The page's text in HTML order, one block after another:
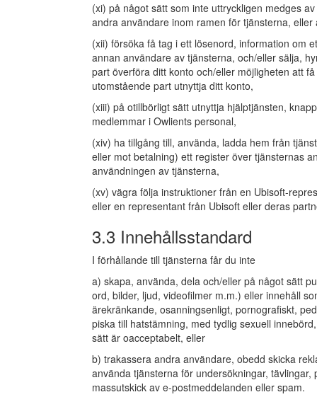
(xi) på något sätt som inte uttryckligen medges
andra användare inom ramen för tjänsterna,
(xii) försöka få tag i ett lösenord, information om
annan användare av tjänsterna, och/eller sälja,
part överföra ditt konto och/eller möjligheten att
utomstående part utnyttja ditt konto,
(xiii) på otillbörligt sätt utnyttja hjälptjänsten,
medlemmar i Owlients personal,
(xiv) ha tillgång till, använda, ladda hem från
eller mot betalning) ett register över tjänsternas
användningen av tjänsterna,
(xv) vägra följa instruktioner från en Ubisoft-
eller en representant från Ubisoft eller deras
3.3 Innehållsstandard
I förhållande till tjänsterna får du inte
a) skapa, använda, dela och/eller på något sätt
ord, bilder, ljud, videofilmer m.m.) eller innehåll
ärekränkande, osanningsenligt, pornografiskt,
piska till hatstämning, med tydlig sexuell
sätt är oacceptabelt, eller
b) trakassera andra användare, obedd skicka
använda tjänsterna för undersökningar,
massutskick av e-postmeddelanden eller spam.